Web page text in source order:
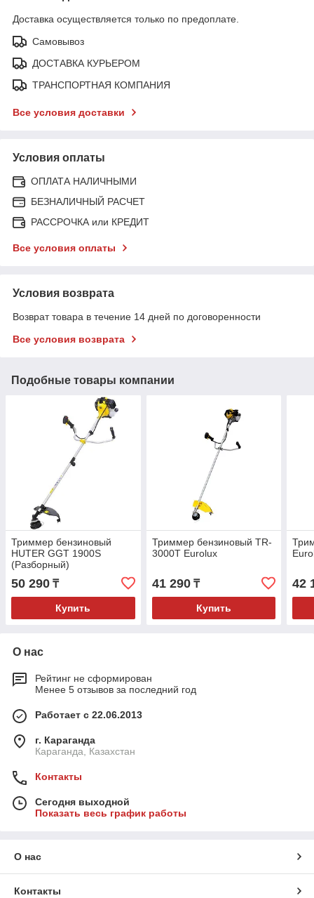
Доставка осуществляется только по предоплате.
Самовывоз
ДОСТАВКА КУРЬЕРОМ
ТРАНСПОРТНАЯ КОМПАНИЯ
Все условия доставки
Условия оплаты
ОПЛАТА НАЛИЧНЫМИ
БЕЗНАЛИЧНЫЙ РАСЧЕТ
РАССРОЧКА или КРЕДИТ
Все условия оплаты
Условия возврата
Возврат товара в течение 14 дней по договоренности
Все условия возврата
Подобные товары компании
Триммер бензиновый
HUTER GGT 1900S
(Разборный)
50 290 ₸
Купить
Триммер бензиновый TR-
3000T Eurolux
41 290₸
Купить
42
О нас
Рейтинг не сформирован
Менее 5 отзывов за последний год
Работает с 22.06.2013
г. Караганда
Караганда, Казахстан
Контакты
Сегодня выходной
Показать весь график работы
О нас
Контакты